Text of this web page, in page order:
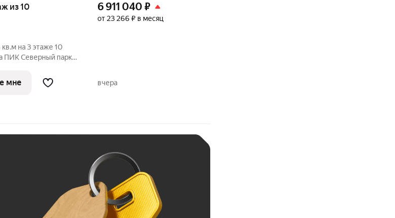
из 10
на 3 этаже 10
ПИК Северный парк.
6 911 040 ₽
от 23 266 ₽ в месяц
мне вчера